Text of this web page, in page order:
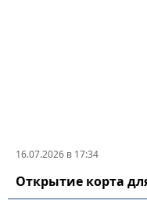
16.07.2026 в 17:34
Открытие корта